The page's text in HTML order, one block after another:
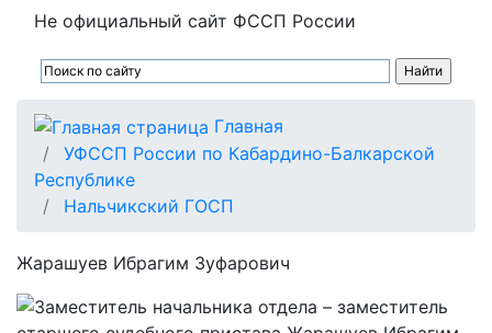
Не официальный сайт ФССП России
Главная
УФССП России по Кабардино-Балкарской
Республике
Нальчикский ГОСП
Жарашуев Ибрагим Зуфарович